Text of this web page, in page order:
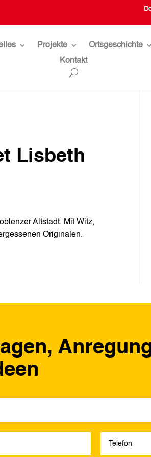
Projekte Ortsgeschichte
Kontakt
Lisbeth
Altstadt. Mit Witz,
Originalen.